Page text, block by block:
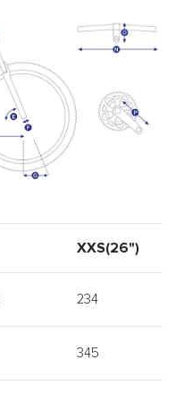
XXS(26")
234
345